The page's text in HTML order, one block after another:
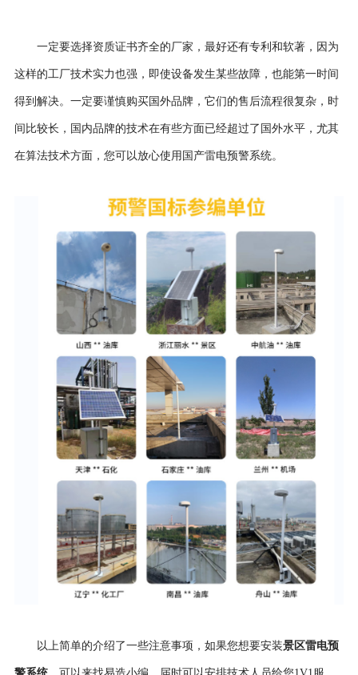
一定要选择资质证书齐全的厂家，最好还有专利和软著，因为
这样的工厂技术实力也强，即使设备发生某些故障，也能第一时间
得到解决。一定要谨慎购买国外品牌，它们的售后流程很复杂，时
间比较长，国内品牌的技术在有些方面已经超过了国外水平，尤其
在算法技术方面，您可以放心使用国产雷电预警系统。
以上简单的介绍了一些注意事项，如果您想要安装景区雷电预
警系统